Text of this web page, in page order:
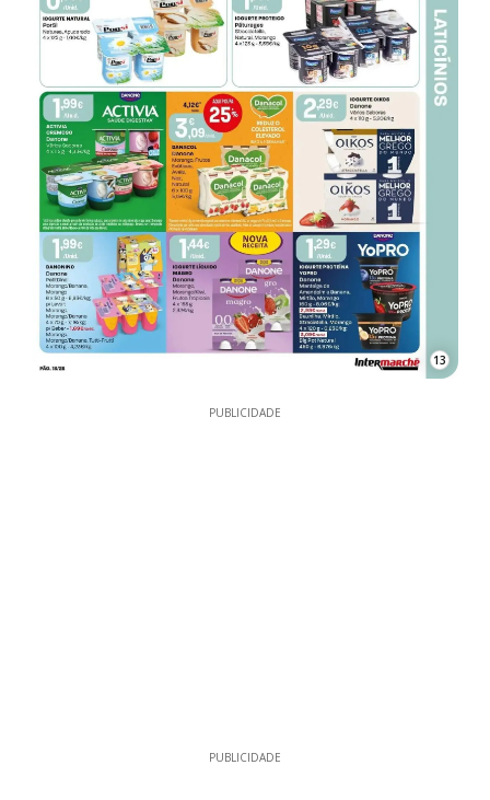
13
PUBLICIDADE
PUBLICIDADE